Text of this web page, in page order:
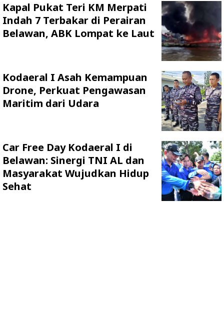
Kapal Pukat Teri KM Merpati
Indah 7 Terbakar di Perairan
Belawan, ABK Lompat ke Laut
Kodaeral I Asah Kemampuan
Drone, Perkuat Pengawasan
Maritim dari Udara
Car Free Day Kodaeral I di
Belawan: Sinergi TNI AL dan
Masyarakat Wujudkan Hidup
Sehat